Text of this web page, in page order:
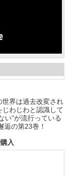
界は過去改変され
わじわと認識して
い”が流行っている
の第23巻！
入